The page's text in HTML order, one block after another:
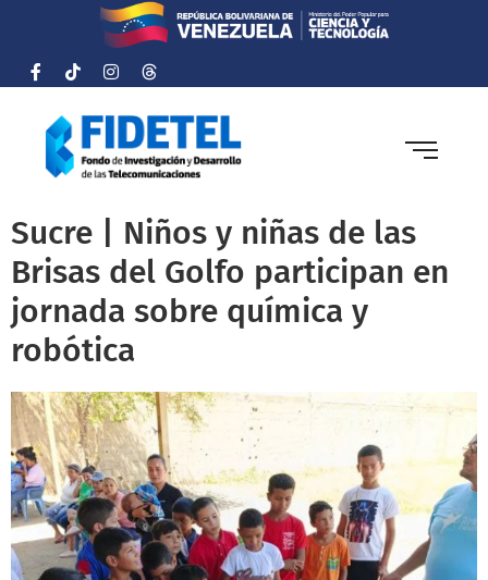
Sucre | Niños y niñas de las
Brisas del Golfo participan en
jornada sobre química y
robótica